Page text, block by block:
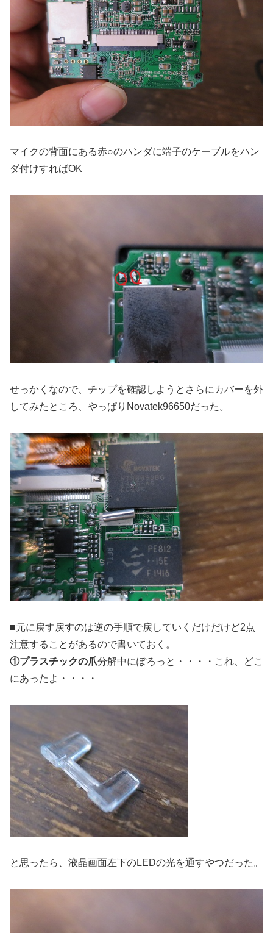
マイクの背面にある赤○のハンダに端子のケーブルをハン
ダ付けすればOK
せっかくなので、チップを確認しようとさらにカバーを外
してみたところ、やっぱりNovatek96650だった。
■元に戻す戻すのは逆の手順で戻していくだけだけど2点
注意することがあるので書いておく。
①プラスチックの爪分解中にぽろっと・・・・これ、どこ
にあったよ・・・・
と思ったら、液晶画面左下のLEDの光を通すやつだった。